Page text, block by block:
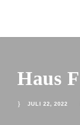
Haus F
JULI 22, 2022